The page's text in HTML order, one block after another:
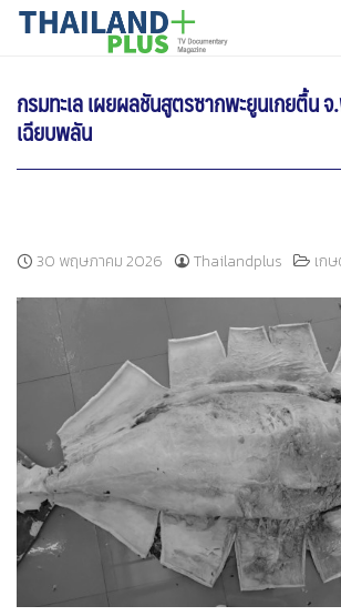
SkipTHAILANDPLUS NEWS
กรมทะเล เผยผลชันสูตรซากพะยูนเกยตื้น
เฉียบพลัน
30 พฤษภาคม 2026 Thailandplus เก